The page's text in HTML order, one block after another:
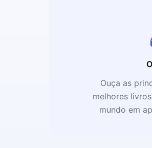
Ouça as
melhores
mundo em